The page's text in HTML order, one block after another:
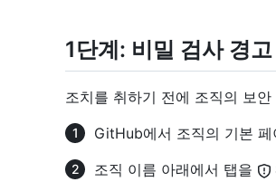
1단계: 비밀 검사 경고
조치를 취하기 전에 조직의 보
GitHub에서 조직의 기본 페
조직 이름 아래에서 탭을